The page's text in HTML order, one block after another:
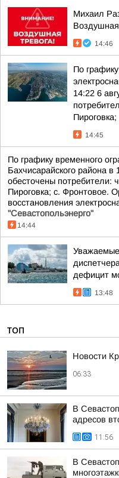
Михаил
Воздушная
14:46
По
14:22 6
14:45
По графику временного
Бахчисарайского района в
обесточены потребители:
Пироговка; с. Фронтовое.
восстановления
"Севастопольэнерго"
14:44
дефицит
13:48
ТОП
Новости
06:33
В
адресов
11:56
В